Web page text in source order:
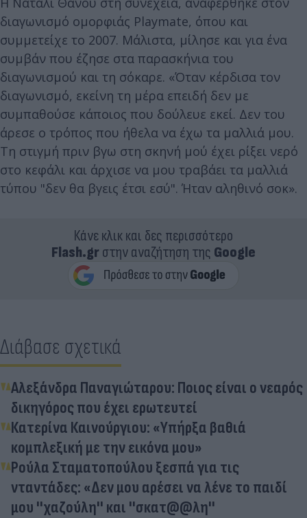
διαγωνισμό ομορφιάς Playmate, όπου και
συμμετείχε το 2007. Μάλιστα, μίλησε και για ένα
συμβάν που έζησε στα παρασκήνια του
διαγωνισμού και τη σόκαρε. «Όταν κέρδισα τον
διαγωνισμό, εκείνη τη μέρα επειδή δεν με
συμπαθούσε κάποιος που δούλευε εκεί. Δεν του
άρεσε ο τρόπος που ήθελα να έχω τα μαλλιά μου.
Τη στιγμή πριν βγω στη σκηνή μού έχει ρίξει νερό
στο κεφάλι και άρχισε να μου τραβάει τα μαλλιά
τύπου "δεν θα βγεις έτσι εσύ". Ήταν αληθινό σοκ».
Κάνε κλικ και δες περισσότερο
Flash.grστην αναζήτηση της Google
Διάβασε σχετικά
Αλεξάνδρα Παναγιώταρου: Ποιος είναι ο νεαρός
δικηγόρος που έχει ερωτευτεί
Κατερίνα Καινούργιου: «Υπήρξα βαθιά
κομπλεξική με την εικόνα μου»
Ρούλα Σταματοπούλου ξεσπά για τις
νταντάδες: «Δεν μου αρέσει να λένε το παιδί
μου ''χαζούλη'' και ''σκατ@@λη''